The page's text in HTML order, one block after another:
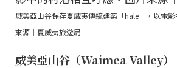
威美亞山谷保存夏威夷傳統建築「hale」，以電
來源｜夏威夷旅遊局
威美亞山谷（Waimea Valley）